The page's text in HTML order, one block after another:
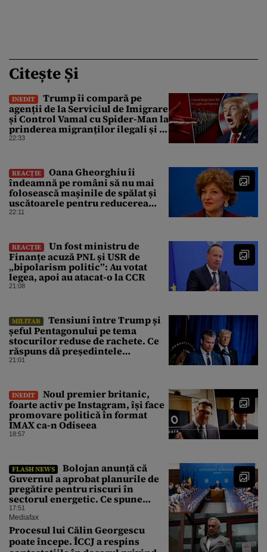
Citește Și
INEDIT
Trump îi compară pe
agenții de la Serviciul de Imigrare
și Control Vamal cu Spider-Man la
prinderea migranților ilegali și a
infractorilor
22:33
REACȚIE
Oana Gheorghiu îi
îndeamnă pe români să nu mai
folosească mașinile de spălat și
uscătoarele pentru reducerea
consumului de energie
22:11
REACȚIE
Un fost ministru de
Finanțe acuză PNL și USR de
„bipolarism politic”: Au votat
legea, apoi au atacat-o la CCR
21:08
MILITAR
Tensiuni între Trump și
șeful Pentagonului pe tema
stocurilor reduse de rachete. Ce
răspuns dă președintele
american
21:01
INEDIT
Noul premier britanic,
foarte activ pe Instagram, își face
promovare politică în format
IMAX ca-n Odiseea
18:57
FLASH NEWS
Bolojan anunță că
Guvernul a aprobat planurile de
pregătire pentru riscuri în
sectorul energetic. Ce spune
premierul despre consumul
populației
17:51
Mediafax
Procesul lui Călin Georgescu
poate începe. ÎCCJ a respins